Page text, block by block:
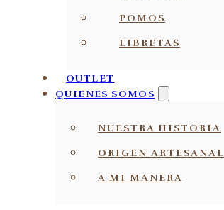
POMOS
LIBRETAS
OUTLET
QUIENES SOMOS
NUESTRA HISTORIA
ORIGEN ARTESANAL
A MI MANERA